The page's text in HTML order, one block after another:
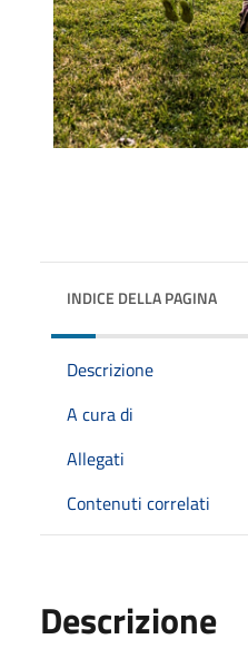
INDICE DELLA PAGINA
Descrizione
A cura di
Allegati
Contenuti correlati
Descrizione